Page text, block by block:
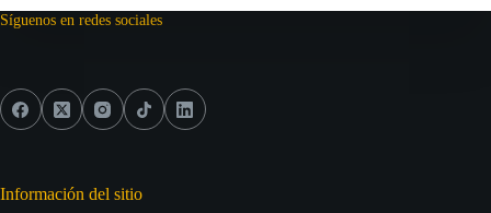
Síguenos en redes sociales
Información del sitio